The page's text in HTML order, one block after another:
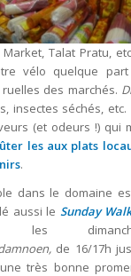
Talat Pratu,
vélo quelque
des marchés.
insectes séchés,
(et odeurs !) qui
les aux plats
.
dans le domaine
aussi le Sunday
les
de 16/17h
une très bonne